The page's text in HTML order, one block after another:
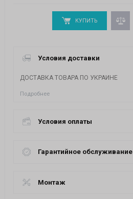
КУПИТЬ
Условия доставки
ДОСТАВКА ТОВАРА ПО УКРАИНЕ
Подробнее
Условия оплаты
Гарантийное обслуживание
Монтаж